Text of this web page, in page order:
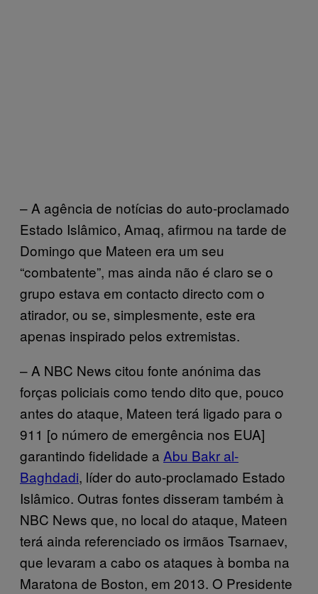
– A agência de notícias do auto-proclamado
Estado Islâmico, Amaq, afirmou na tarde de
Domingo que Mateen era um seu
“combatente”, mas ainda não é claro se o
grupo estava em contacto directo com o
atirador, ou se, simplesmente, este era
apenas inspirado pelos extremistas.
– A NBC News citou fonte anónima das
forças policiais como tendo dito que, pouco
antes do ataque, Mateen terá ligado para o
911 [o número de emergência nos EUA]
garantindo fidelidade a Abu Bakr al-
Baghdadi, líder do auto-proclamado Estado
Islâmico. Outras fontes disseram também à
NBC News que, no local do ataque, Mateen
terá ainda referenciado os irmãos Tsarnaev,
que levaram a cabo os ataques à bomba na
Maratona de Boston, em 2013. O Presidente